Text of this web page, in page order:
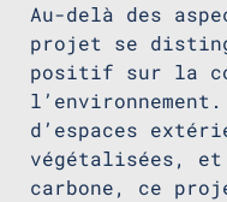
Au-delà des
projet se
positif sur la
d’espaces
végétalisées, et
carbone, ce